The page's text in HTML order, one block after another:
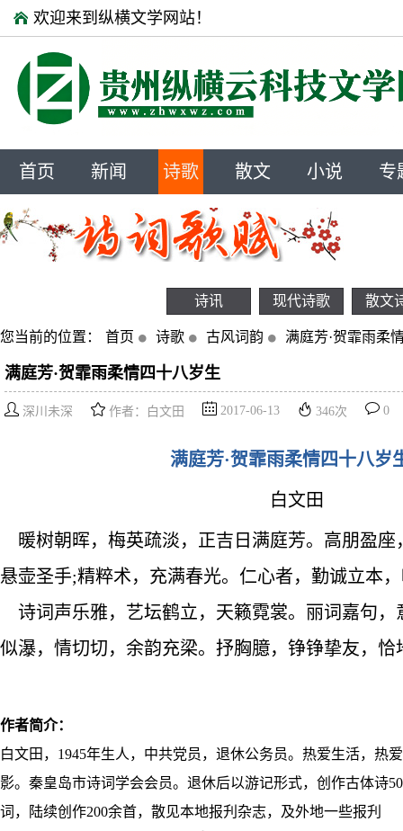
欢迎来到纵横文学网站！
首页 新闻 诗歌 散文 小说 专
诗讯 现代诗歌 散文
您当前的位置： 首页 诗歌 古风词韵 满庭芳·贺霏雨柔
满庭芳·贺霏雨柔情四十八岁生
深川未深 作者：白文田 2017-06-13 346次 0
满庭芳·贺霏雨柔情四十八岁
白文田
暖树朝晖，梅英疏淡，正吉日满庭芳。高朋盈座
悬壶圣手;精粹术，充满春光。仁心者，勤诚立本
诗词声乐雅，艺坛鹤立，天籁霓裳。丽词嘉句，
似瀑，情切切，余韵充梁。抒胸臆，铮铮挚友，恰
作者简介：
白文田，1945年生人，中共党员，退休公务员。热爱生活，热
影。秦皇岛市诗词学会会员。退休后以游记形式，创作古体诗
词，陆续创作200余首，散见本地报刋杂志，及外地一些报刋